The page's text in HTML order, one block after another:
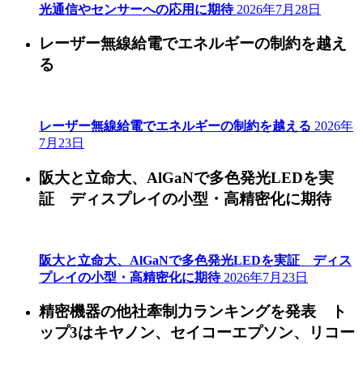
光通信やセンサーへの応用に期待 2026年7月28日
レーザー無線給電でエネルギーの制約を越え
る
レーザー無線給電でエネルギーの制約を越える 2026年
7月23日
阪大と立命大、AlGaNで多色発光LEDを実
証 ディスプレイの小型・高精密化に期待
阪大と立命大、AlGaNで多色発光LEDを実証 ディス
プレイの小型・高精密化に期待 2026年7月23日
精密機器の他社牽制力ランキングを発表 ト
ップ3はキヤノン、セイコーエプソン、リコー